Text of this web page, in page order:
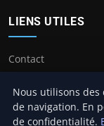
LIENS UTILES
Contact
Nous utilisons des
de navigation. En
de confidentialité.